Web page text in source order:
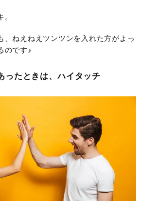
、ねえねえツンツンを入れた方がよっ
のです♪
ったときは、ハイタッチ